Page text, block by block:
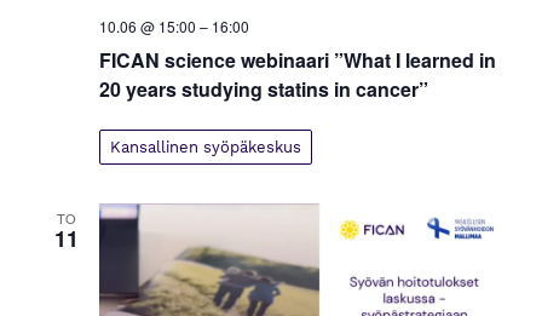
10.06 @ 15:00 – 16:00
FICAN science webinaari ”What I learned in
20 years studying statins in cancer”
Kansallinen syöpäkeskus
TO
11